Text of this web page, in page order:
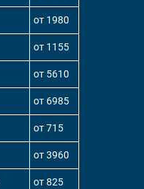
от 1980
от 1155
от 5610
от 6985
от 715
от 3960
от 825